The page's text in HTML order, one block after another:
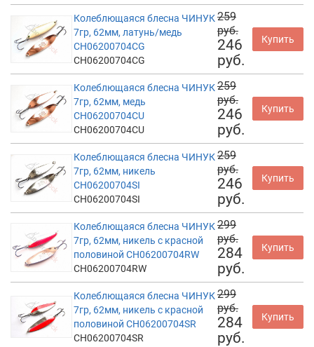
Колеблющаяся блесна ЧИНУК
7гр, 62мм, латунь/медь
CH06200704CG
CH06200704CG
259
руб.
246
руб.
Купить
Колеблющаяся блесна ЧИНУК
7гр, 62мм, медь
CH06200704CU
CH06200704CU
259
руб.
246
руб.
Купить
Колеблющаяся блесна ЧИНУК
7гр, 62мм, никель
CH06200704SI
CH06200704SI
259
руб.
246
руб.
Купить
Колеблющаяся блесна ЧИНУК
7гр, 62мм, никель с красной
половиной CH06200704RW
CH06200704RW
299
руб.
284
руб.
Купить
Колеблющаяся блесна ЧИНУК
7гр, 62мм, никель с красной
половиной CH06200704SR
CH06200704SR
299
руб.
284
руб.
Купить